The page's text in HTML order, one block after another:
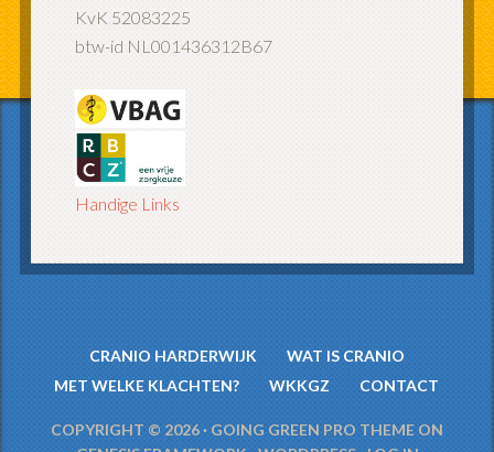
KvK 52083225
btw-id NL001436312B67
Handige Links
CRANIO HARDERWIJK
WAT IS CRANIO
MET WELKE KLACHTEN?
WKKGZ CONTACT
COPYRIGHT © 2026 · GOING GREEN PRO THEME ON